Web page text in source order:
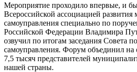
Мероприятие проходило впервые, и
Всероссийской ассоциацией развития
самоуправления специально по
Российской Федерации Владимира
озвучил по итогам заседания Совета
самоуправления. Форум объединил на
7,5 тысяч представителей
нашей страны.